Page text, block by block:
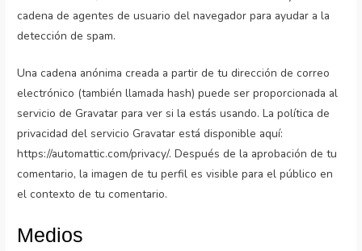
cadena de agentes de usuario del navegador para ayudar a la
detección de spam.
Una cadena anónima creada a partir de tu dirección de correo
electrónico (también llamada hash) puede ser proporcionada al
servicio de Gravatar para ver si la estás usando. La política de
privacidad del servicio Gravatar está disponible aquí:
https://automattic.com/privacy/. Después de la aprobación de tu
comentario, la imagen de tu perfil es visible para el público en
el contexto de tu comentario.
Medios